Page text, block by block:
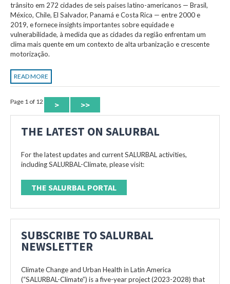
trânsito em 272 cidades de seis países latino-americanos — Brasil,
México, Chile, El Salvador, Panamá e Costa Rica — entre 2000 e
2019, e fornece insights importantes sobre equidade e
vulnerabilidade, à medida que as cidades da região enfrentam um
clima mais quente em um contexto de alta urbanização e crescente
motorização.
READ MORE
Page 1 of 12 > >>
THE LATEST ON SALURBAL
For the latest updates and current SALURBAL activities,
including SALURBAL-Climate, please visit:
THE SALURBAL PORTAL
SUBSCRIBE TO SALURBAL
NEWSLETTER
Climate Change and Urban Health in Latin America
(“SALURBAL-Climate”) is a five-year project (2023-2028) that